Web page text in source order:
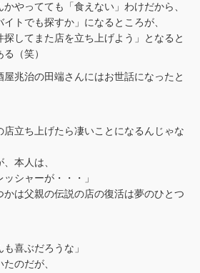
やってても「食えない」わけだから、
トでも探すか」になるところが、
してまた店を立ち上げよう」となると
（笑）
兆治の田端さんにはお世話になったと
店立ち上げたら凄いことになるんじゃな
本人は、
ッシャーが・・・」
かは父親の伝説の店の復活は夢のひとつ
喜ぶだろうな」
のだが、